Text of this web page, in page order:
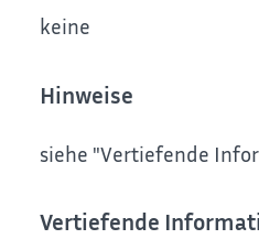
keine
Hinweise
siehe "Vertiefende
Vertiefende